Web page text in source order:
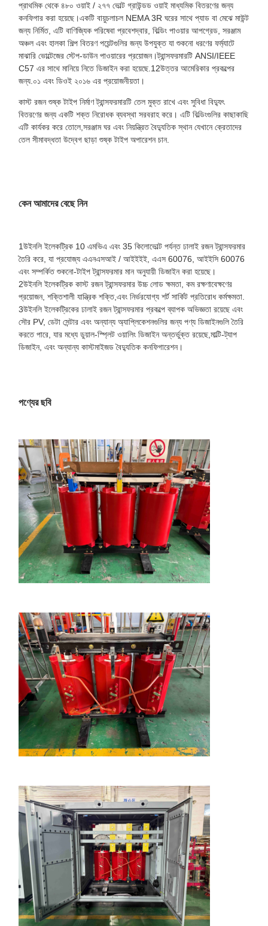
প্রাথমিক থেকে ৪৮০ ওয়াই / ২৭৭ ভোল্ট গ্রাউন্ডড ওয়াই মাধ্যমিক বিতরণের জন্য
কনফিগার করা হয়েছে।একটি বায়ুচলাচল NEMA 3R ঘরের সাথে প্যাড বা মেঝে মাউন্ট
জন্য নির্মিত, এটি বাণিজ্যিক পরিষেবা প্রবেশদ্বার, বিল্ডিং পাওয়ার আপগ্রেড, সরঞ্জাম
অঞ্চল এবং হালকা শিল্প বিতরণ পয়েন্টগুলির জন্য উপযুক্ত যা শুকনো ধরণের ফর্ম্যাটে
মাঝারি ভোল্টেজের স্টেপ-ডাউন পাওয়ারের প্রয়োজন।ট্রান্সফরমারটি ANSI/IEEE
C57 এর সাথে মানিয়ে নিতে ডিজাইন করা হয়েছে.12উত্তর আমেরিকার প্রকল্পের
জন্য.০১ এবং ডিওই ২০১৬ এর প্রয়োজনীয়তা।
কাস্ট রজন শুষ্ক টাইপ নির্মাণ ট্রান্সফরমারটি তেল মুক্ত রাখে এবং সুবিধা বিদ্যুৎ
বিতরণের জন্য একটি শক্ত নিরোধক ব্যবস্থা সরবরাহ করে। এটি বিল্ডিংগুলির কাছাকাছি
এটি কার্যকর করে তোলে,সরঞ্জাম ঘর এবং নিয়ন্ত্রিত বৈদ্যুতিক স্থান যেখানে ক্রেতাদের
তেল সীমাবদ্ধতা উদ্বেগ ছাড়া শুষ্ক টাইপ অপারেশন চান.
কেন আমাদের বেছে নিন
1উইনলি ইলেকট্রিক 10 এমভিএ এবং 35 কিলোভোল্ট পর্যন্ত ঢালাই রজন ট্রান্সফরমার
তৈরি করে, যা প্রযোজ্য এএনএসআই / আইইইই, এএস 60076, আইইসি 60076
এবং সম্পর্কিত শুকনো-টাইপ ট্রান্সফরমার মান অনুযায়ী ডিজাইন করা হয়েছে।
2উইনলি ইলেকট্রিক কাস্ট রজন ট্রান্সফরমার উচ্চ লোড ক্ষমতা, কম রক্ষণাবেক্ষণের
প্রয়োজন, শক্তিশালী যান্ত্রিক শক্তি,এবং নির্ভরযোগ্য শর্ট সার্কিট প্রতিরোধ কর্মক্ষমতা.
3উইনলি ইলেকট্রিকের ঢালাই রজন ট্রান্সফরমার প্রকল্পে ব্যাপক অভিজ্ঞতা রয়েছে এবং
সৌর PV, ডেটা সেন্টার এবং অন্যান্য অ্যাপ্লিকেশনগুলির জন্য পণ্য ডিজাইনগুলি তৈরি
করতে পারে, যার মধ্যে ডুয়াল-স্প্লিট ওয়ালিং ডিজাইন অন্তর্ভুক্ত রয়েছে,মাল্টি-ট্যাপ
ডিজাইন, এবং অন্যান্য কাস্টমাইজড বৈদ্যুতিক কনফিগারেশন।
পণ্যের ছবি